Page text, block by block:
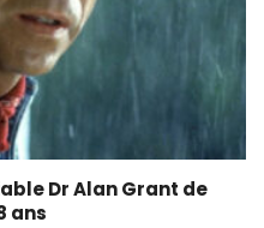
Dr Alan Grant de
ans